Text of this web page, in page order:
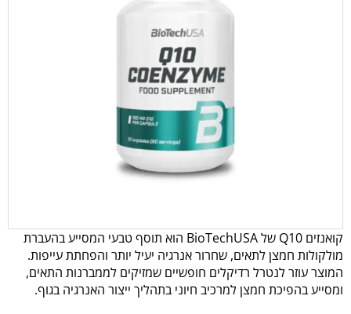
קואנזים Q10 של BioTechUSA הוא תוסף טבעי המסייע בהעברת
מולקולות חמצן לתאים, שחרור אנרגיה יעיל יותר והפחתת עייפות.
המוצר עוזר לנטרל רדיקלים חופשיים שמזיקים לממברנות התאים,
ומסייע בהפיכת חמצן למרכיב חיוני בתהליך ייצור האנרגיה בגוף.